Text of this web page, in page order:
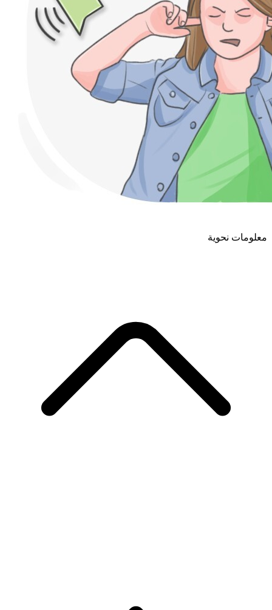
معلومات نحوية